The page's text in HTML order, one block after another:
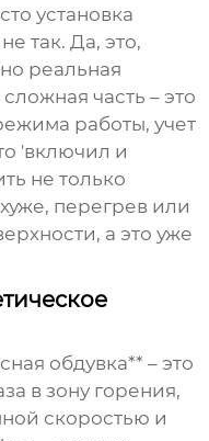
установка
так. Да, это,
реальная
часть – это
работы, учет
'включил и
не только
перегрев или
а это уже
обдувка** – это
в зону горения,
скоростью и